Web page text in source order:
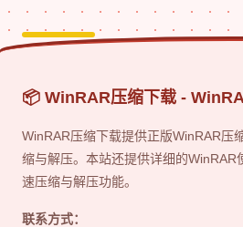
📦 WinRAR压缩下载 -
WinRAR压缩下载提供正版WinRAR压
缩与解压。本站还提供详细的
速压缩与解压功能。
联系方式：